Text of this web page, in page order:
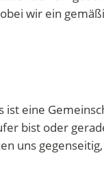
wir ein
eine
bist oder
uns